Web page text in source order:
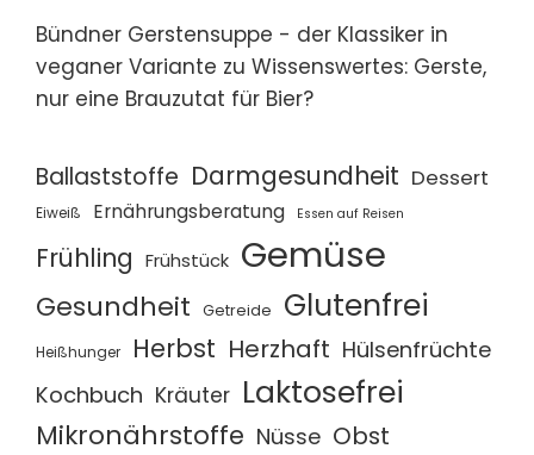
Bündner Gerstensuppe - der Klassiker in
veganer Variante zu Wissenswertes: Gerste,
nur eine Brauzutat für Bier?
Ballaststoffe Darmgesundheit Dessert
Eiweiß Ernährungsberatung Essen auf Reisen
Frühling Frühstück Gemüse
Gesundheit Getreide Glutenfrei
Heißhunger Herbst Herzhaft Hülsenfrüchte
Kochbuch Kräuter Laktosefrei
Mikronährstoffe Nüsse Obst